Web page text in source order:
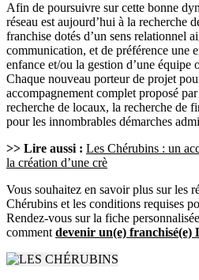
Afin de poursuivre sur cette bonne
réseau est aujourd’hui à la recherche
franchise dotés d’un sens relationnel
communication, et de préférence une
enfance et/ou la gestion d’une équipe
Chaque nouveau porteur de projet
accompagnement complet proposé
recherche de locaux, la recherche de
pour les innombrables démarches
>> Lire aussi : Les Chérubins : un
la création d’une crè
Vous souhaitez en savoir plus sur les
Chérubins et les conditions requises
Rendez-vous sur la fiche
comment devenir un(e) franchisé(e)